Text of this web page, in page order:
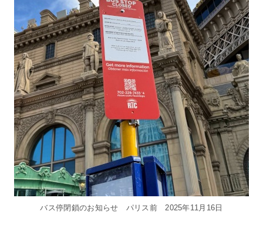
バス停閉鎖のお知らせ パリス前 2025年11月16日